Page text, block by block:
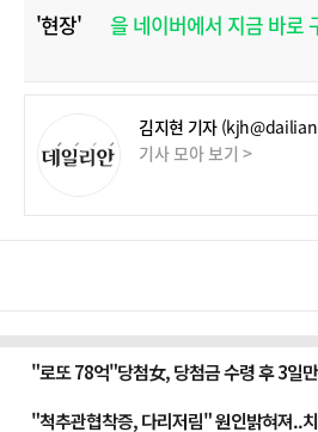
'현장' 을 네이버에서 지금 바로
김지현 기자
기사 모아 보기 >